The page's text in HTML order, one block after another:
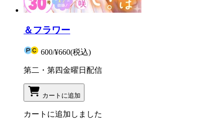
＆フラワー
600/¥660(税込)
第二・第四金曜日配信
カートに追加
カートに追加しました